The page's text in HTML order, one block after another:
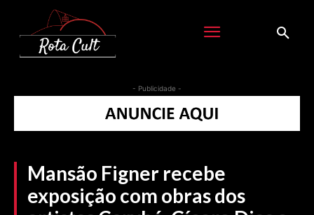
- Publicidade -
Mansão Figner recebe
exposição com obras dos